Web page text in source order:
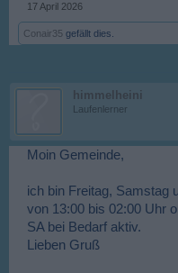
17 April 2026
Conair35 gefällt dies.
himmelheini
Laufenlerner
Moin Gemeinde,
ich bin Freitag, Samstag
von 13:00 bis 02:00 Uhr
SA bei Bedarf aktiv.
Lieben Gruß